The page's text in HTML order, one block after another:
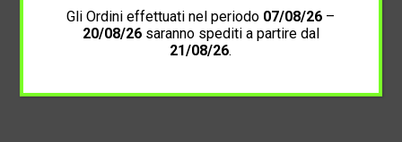
Gli Ordini effettuati nel periodo 07/08/26 –
20/08/26saranno spediti a partire dal
21/08/26.